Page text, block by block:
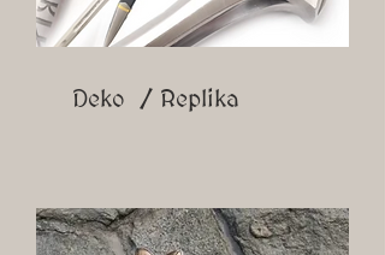
Deko / Replika